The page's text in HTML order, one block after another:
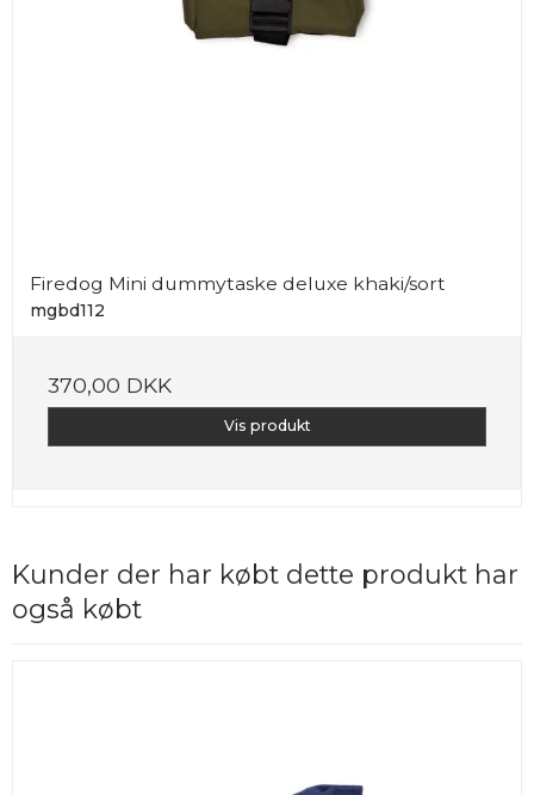
Firedog Mini dummytaske deluxe khaki/sort
mgbd112
370,00 DKK
Vis produkt
Kunder der har købt dette produkt har
også købt